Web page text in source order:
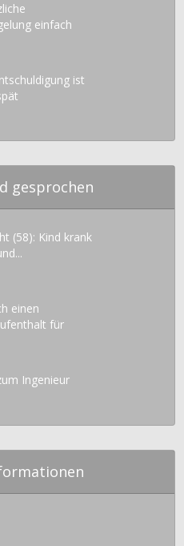
einfach
ist
gesprochen
(58): Kind krank
einen
für
Ingenieur